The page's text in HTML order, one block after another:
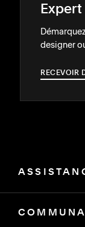
Expert
designer
RECEVOIR